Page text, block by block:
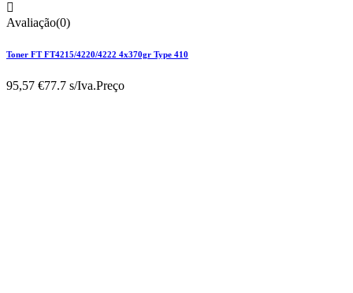

Avaliação(0)
Toner FT FT4215/4220/4222 4x370gr Type 410
95,57 €77.7 s/Iva.Preço